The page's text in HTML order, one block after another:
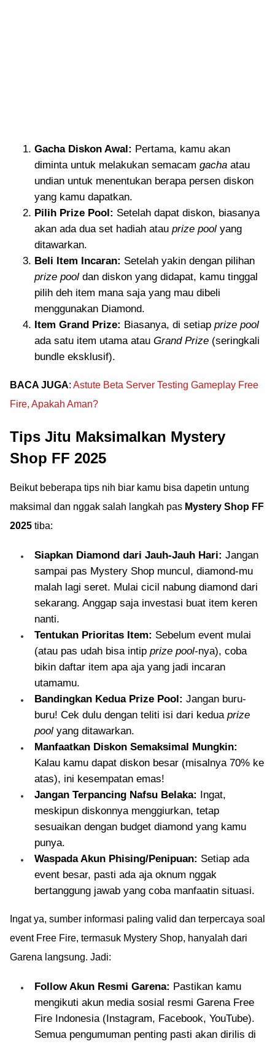
Gacha Diskon Awal: Pertama, kamu akan
diminta untuk melakukan semacam gacha atau
undian untuk menentukan berapa persen diskon
yang kamu dapatkan.
Pilih Prize Pool: Setelah dapat diskon, biasanya
akan ada dua set hadiah atau prize pool yang
ditawarkan.
Beli Item Incaran: Setelah yakin dengan pilihan
prize pool dan diskon yang didapat, kamu tinggal
pilih deh item mana saja yang mau dibeli
menggunakan Diamond.
Item Grand Prize: Biasanya, di setiap prize pool
ada satu item utama atau Grand Prize (seringkali
bundle eksklusif).
BACA JUGA: Astute Beta Server Testing Gameplay Free
Fire, Apakah Aman?
Tips Jitu Maksimalkan Mystery
Shop FF 2025
Beikut beberapa tips nih biar kamu bisa dapetin untung
maksimal dan nggak salah langkah pas Mystery Shop FF
2025 tiba:
Siapkan Diamond dari Jauh-Jauh Hari: Jangan
sampai pas Mystery Shop muncul, diamond-mu
malah lagi seret. Mulai cicil nabung diamond dari
sekarang. Anggap saja investasi buat item keren
nanti.
Tentukan Prioritas Item: Sebelum event mulai
(atau pas udah bisa intip prize pool-nya), coba
bikin daftar item apa aja yang jadi incaran
utamamu.
Bandingkan Kedua Prize Pool: Jangan buru-
buru! Cek dulu dengan teliti isi dari kedua prize
pool yang ditawarkan.
Manfaatkan Diskon Semaksimal Mungkin:
Kalau kamu dapat diskon besar (misalnya 70% ke
atas), ini kesempatan emas!
Jangan Terpancing Nafsu Belaka: Ingat,
meskipun diskonnya menggiurkan, tetap
sesuaikan dengan budget diamond yang kamu
punya.
Waspada Akun Phising/Penipuan: Setiap ada
event besar, pasti ada aja oknum nggak
bertanggung jawab yang coba manfaatin situasi.
Ingat ya, sumber informasi paling valid dan terpercaya soal
event Free Fire, termasuk Mystery Shop, hanyalah dari
Garena langsung. Jadi:
Follow Akun Resmi Garena: Pastikan kamu
mengikuti akun media sosial resmi Garena Free
Fire Indonesia (Instagram, Facebook, YouTube).
Semua pengumuman penting pasti akan dirilis di